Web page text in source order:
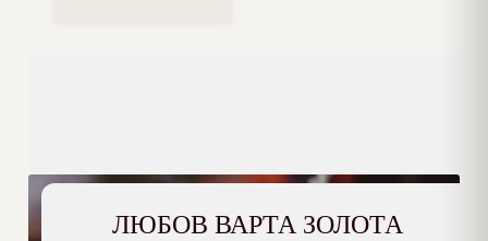
ЛЮБОВ ВАРТА ЗОЛОТА